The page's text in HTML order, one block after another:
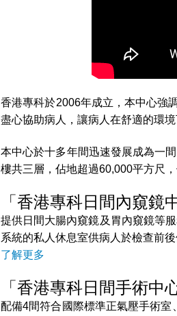
香港專科於2006年成立，本中心強
盡心協助病人，讓病人在舒適的環
本中心於十多年間迅速發展成為一
樓共三層，佔地超過60,000平方尺
「香港專科日間內窺鏡
提供日間大腸內窺鏡及胃內窺鏡等
系統的私人休息室供病人於檢查前後
了解更多
「香港專科日間手術中心
配備4間符合國際標準正氣壓手術